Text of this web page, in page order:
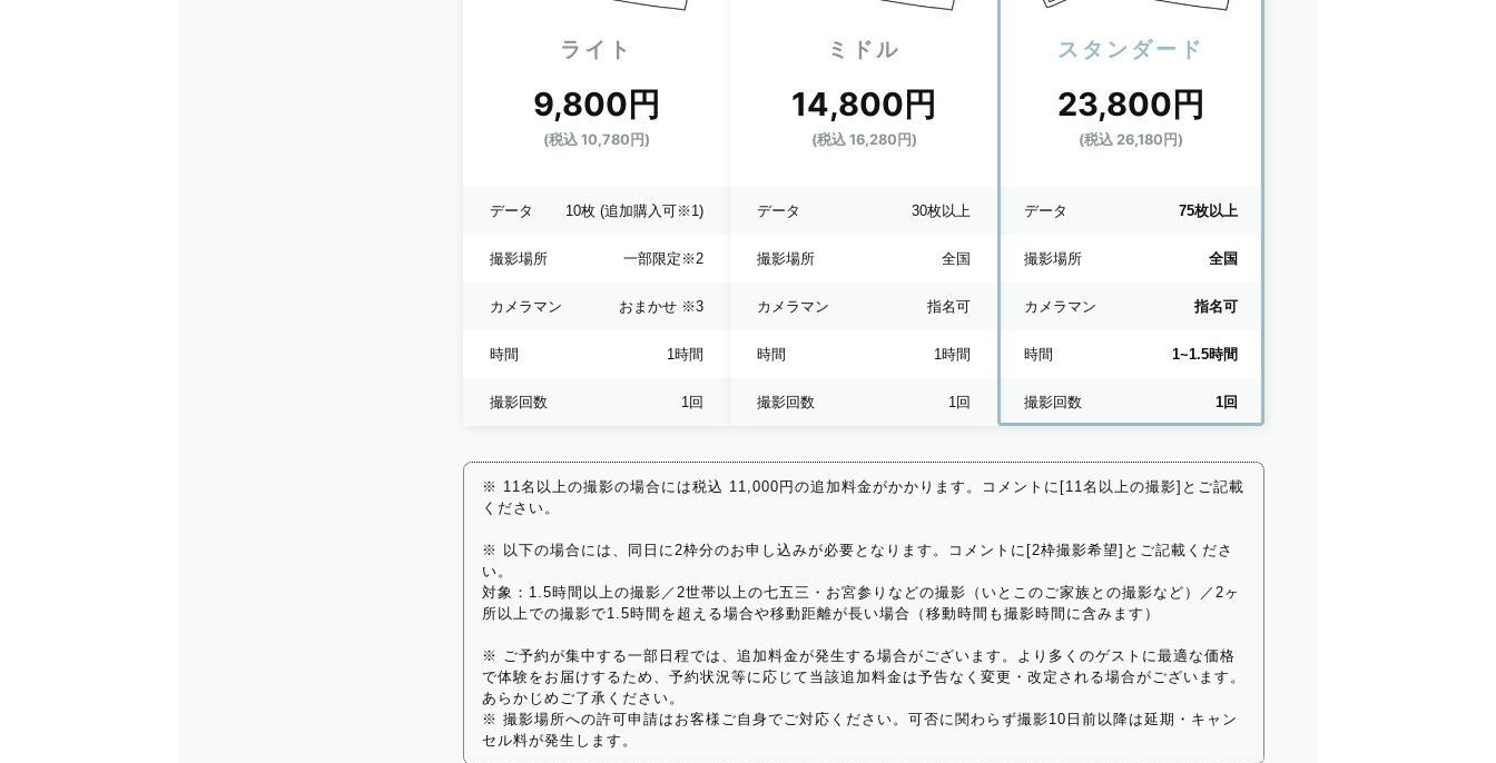
ライト
9,800円
(税込 10,780円)
データ 10枚 (追加購入可※1)
撮影場所 一部限定 ※2
カメラマン おまかせ ※3
時間 1時間
撮影回数 1回
ミドル
14,800円
(税込 16,280円)
データ 30枚以上
撮影場所 全国
カメラマン 指名可
時間 1時間
撮影回数 1回
スタンダード
23,800円
(税込 26,180円)
データ 75枚以上
撮影場所 全国
カメラマン 指名可
時間 1~1.5時間
撮影回数 1回
※ 11名以上の撮影の場合には税込 11,000円の追加料金がかかります。コメントに[11名以上の撮影]とご記載
ください。
※ 以下の場合には、同日に2枠分のお申し込みが必要となります。コメントに[2枠撮影希望]とご記載くださ
い。
対象：1.5時間以上の撮影／2世帯以上の七五三・お宮参りなどの撮影（いとこのご家族との撮影など）／2ヶ
所以上での撮影で1.5時間を超える場合や移動距離が長い場合（移動時間も撮影時間に含みます）
※ ご予約が集中する一部日程では、追加料金が発生する場合がございます。より多くのゲストに最適な価格
で体験をお届けするため、予約状況等に応じて当該追加料金は予告なく変更・改定される場合がございます。
あらかじめご了承ください。
※ 撮影場所への許可申請はお客様ご自身でご対応ください。可否に関わらず撮影10日前以降は延期・キャン
セル料が発生します。